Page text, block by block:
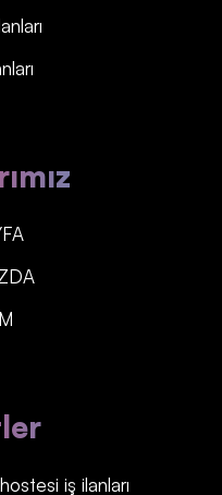
iş ilanları